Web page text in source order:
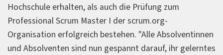
Hochschule erhalten, als auch die Prüfung zum
Professional Scrum Master I der scrum.org-
Organisation erfolgreich bestehen. "Alle Absolventinnen
und Absolventen sind nun gespannt darauf, ihr gelerntes